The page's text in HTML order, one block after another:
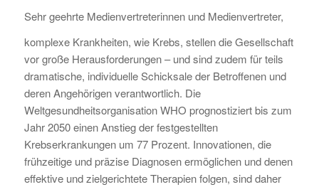
Sehr geehrte Medienvertreterinnen und Medienvertreter,
komplexe Krankheiten, wie Krebs, stellen die Gesellschaft
vor große Herausforderungen – und sind zudem für teils
dramatische, individuelle Schicksale der Betroffenen und
deren Angehörigen verantwortlich. Die
Weltgesundheitsorganisation WHO prognostiziert bis zum
Jahr 2050 einen Anstieg der festgestellten
Krebserkrankungen um 77 Prozent. Innovationen, die
frühzeitige und präzise Diagnosen ermöglichen und denen
effektive und zielgerichtete Therapien folgen, sind daher